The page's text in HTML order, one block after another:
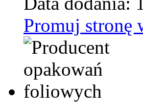
Promuj stronę